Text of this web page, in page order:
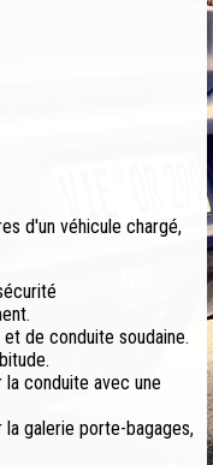
d'un véhicule chargé,
de conduite soudaine.
conduite avec une
galerie porte-bagages,